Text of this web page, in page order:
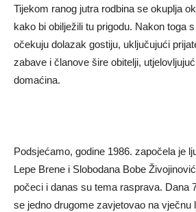
Tijekom ranog jutra rodbina se okuplja
kako bi obilježili tu prigodu. Nakon toga
očekuju dolazak gostiju, uključujući
zabave i članove šire obitelji,
domaćina.
Podsjećamo, godine 1986. započela je
Lepe Brene i Slobodana Bobe
počeci i danas su tema rasprava. Dana
se jedno drugome zavjetovao na vječnu